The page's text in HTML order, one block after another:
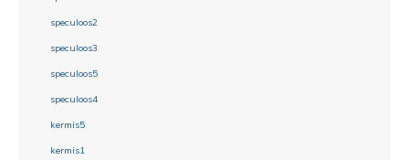
speculoos2
speculoos3
speculoos5
speculoos4
kermis5
kermis1